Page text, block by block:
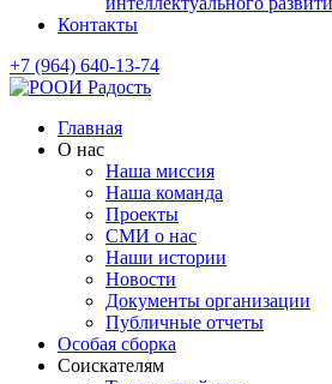
Контакты
+7 (964) 640-13-74
Главная
О нас
Наша миссия
Наша команда
Проекты
СМИ о нас
Наши истории
Новости
Документы организации
Публичные отчеты
Особая сборка
Соискателям